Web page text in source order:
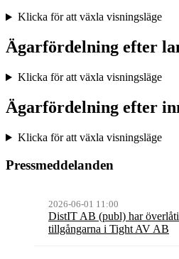
Klicka för att växla visningsläge
Ägarfördelning efter
Klicka för att växla visningsläge
Ägarfördelning efter
Klicka för att växla visningsläge
Pressmeddelanden
2026-06-01 11:00
DistIT AB (publ) har
tillgångarna i Tight AV AB